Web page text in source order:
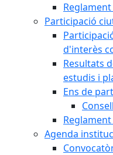
Participació
d'interès
Resultats
estudis i
Ens de
Agenda